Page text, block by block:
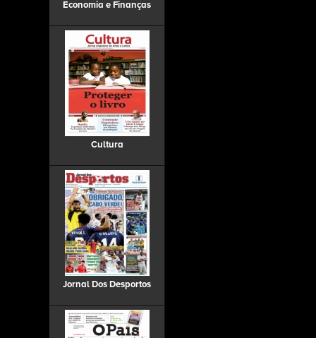
Economia e Finanças
Cultura
Jornal Dos Desportos